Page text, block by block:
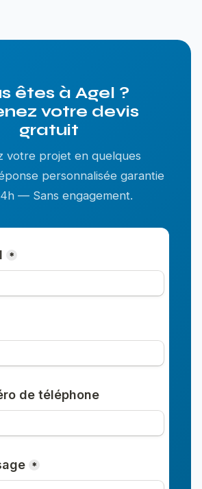
êtes à Agel ?
votre devis
gratuit
votre projet en quelques
personnalisée garantie
— Sans engagement.